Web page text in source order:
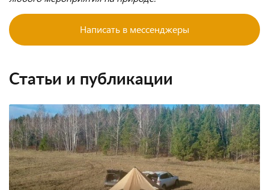
Написать в мессенджеры
Статьи и публикации